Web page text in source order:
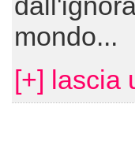
mondo...
[+] lascia